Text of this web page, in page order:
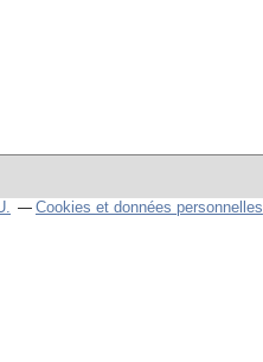
Cookies et données personnelles